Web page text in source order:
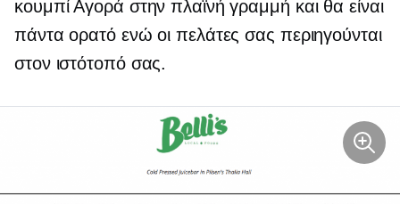
κουμπί Αγορά στην πλαϊνή γραμμή και θα είναι
πάντα ορατό ενώ οι πελάτες σας περιηγούνται
στον ιστότοπό σας.